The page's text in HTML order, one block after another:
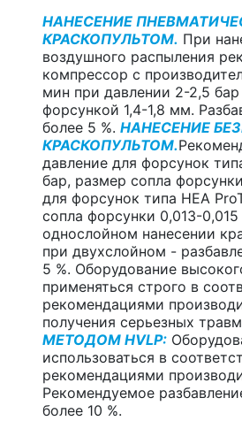
НАНЕСЕНИЕ
КРАСКОПУЛЬТОМ. При
воздушного распыления
компрессор с
мин при давлении 2-2,5 бар
форсункой 1,4-1,8 мм.
более 5 %. НАНЕСЕНИЕ
КРАСКОПУЛЬТОМ.
давление для форсунок
бар, размер сопла
для форсунок типа HEA
сопла форсунки 0,013-
однослойном нанесении
при двухслойном -
5 %. Оборудование
применяться строго в
рекомендациями
получения серьезных
МЕТОДОМ HVLP:
использоваться в
рекомендациями
Рекомендуемое
более 10 %.